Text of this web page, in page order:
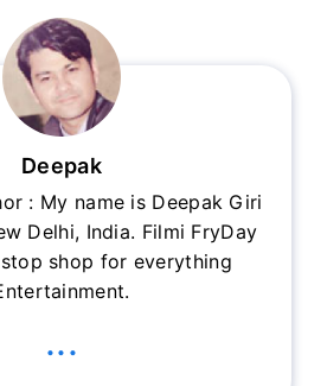
Deepak
: My name is Deepak Giri
Delhi, India. Filmi FryDay
shop for everything
...